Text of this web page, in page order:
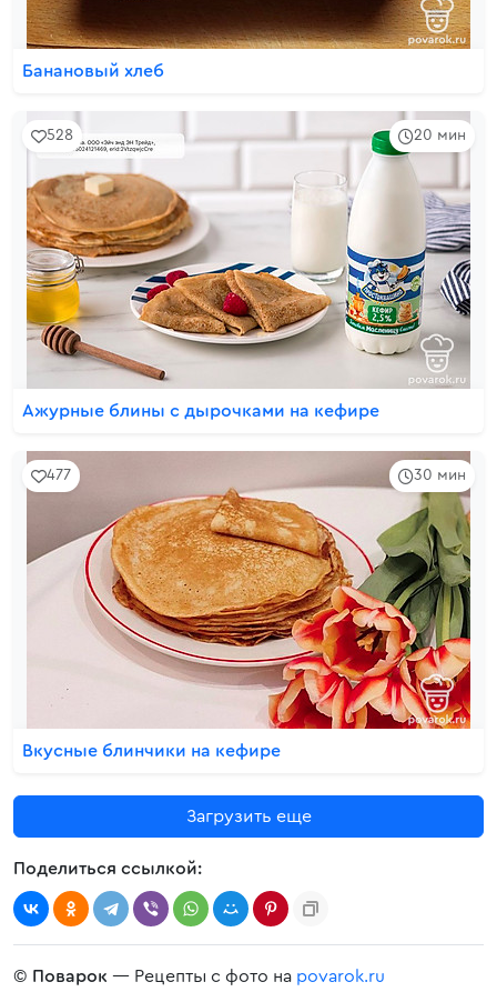
Банановый хлеб
20 мин
528
Ажурные блины с дырочками на кефире
30 мин
477
Вкусные блинчики на кефире
Загрузить еще
Поделиться ссылкой:
© Поварок — Рецепты с фото на povarok.ru